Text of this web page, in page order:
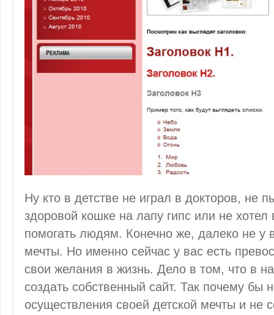
Ну кто в детстве не играл в докторов, не
здоровой кошке на лапу гипс или не
помогать людям. Конечно же, далеко не у
мечты. Но именно сейчас у вас есть
свои желания в жизнь. Дело в том, что в
создать собственный сайт. Так почему бы
осуществления своей детской мечты и не